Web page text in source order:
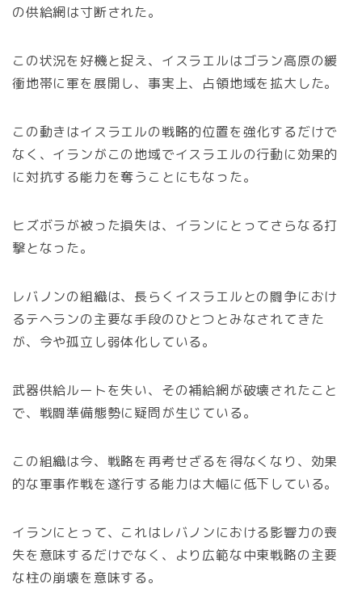
の供給網は寸断された。
この状況を好機と捉え、イスラエルはゴラン高原の緩
衝地帯に軍を展開し、事実上、占領地域を拡大した。
この動きはイスラエルの戦略的位置を強化するだけで
なく、イランがこの地域でイスラエルの行動に効果的
に対抗する能力を奪うことにもなった。
ヒズボラが被った損失は、イランにとってさらなる打
撃となった。
レバノンの組織は、長らくイスラエルとの闘争におけ
るテヘランの主要な手段のひとつとみなされてきた
が、今や孤立し弱体化している。
武器供給ルートを失い、その補給網が破壊されたこと
で、戦闘準備態勢に疑問が生じている。
この組織は今、戦略を再考せざるを得なくなり、効果
的な軍事作戦を遂行する能力は大幅に低下している。
イランにとって、これはレバノンにおける影響力の喪
失を意味するだけでなく、より広範な中東戦略の主要
な柱の崩壊を意味する。